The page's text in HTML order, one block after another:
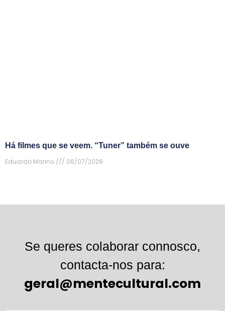
Há filmes que se veem. “Tuner” também se ouve
Eduardo Marino
06/07/2026
Se queres colaborar connosco,
contacta-nos para:
geral@mentecultural.com